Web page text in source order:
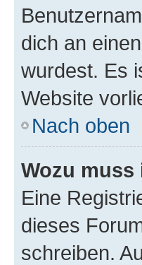
dich an
wurdest. Es
Website
Nach oben
Wozu
Eine
dieses
schreiben.